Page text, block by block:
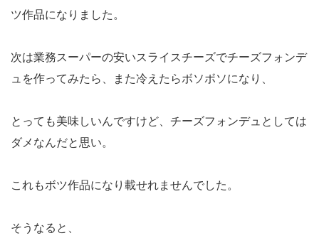
ツ作品になりました。
次は業務スーパーの安いスライスチーズでチーズフォンデ
ュを作ってみたら、また冷えたらボソボソになり、
とっても美味しいんですけど、チーズフォンデュとしては
ダメなんだと思い。
これもボツ作品になり載せれませんでした。
そうなると、